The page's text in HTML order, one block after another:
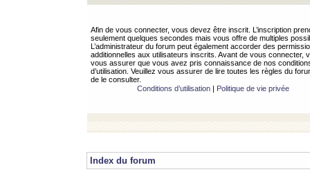
Afin de vous connecter, vous devez être inscrit. L’inscription
seulement quelques secondes mais vous offre de multiples
L’administrateur du forum peut également accorder des
additionnelles aux utilisateurs inscrits. Avant de vous connecter,
vous assurer que vous avez pris connaissance de nos
d’utilisation. Veuillez vous assurer de lire toutes les règles du
de le consulter.
Conditions d’utilisation| Politique de vie privée
Index du forum